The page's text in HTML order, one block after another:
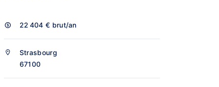
22 404 € brut/an
Strasbourg
67100